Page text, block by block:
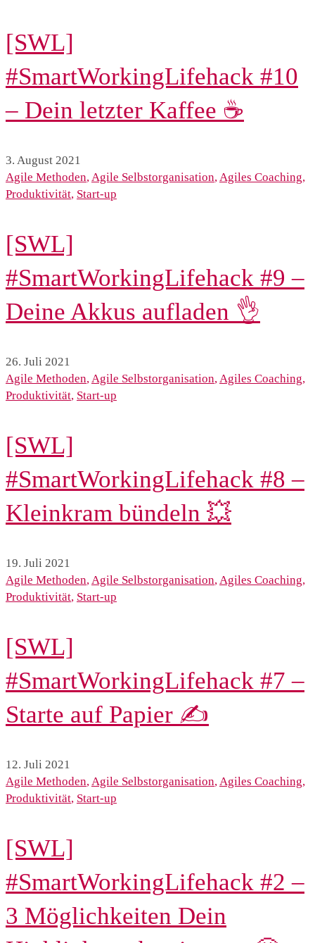
[SWL]
#SmartWorkingLifehack #10
– Dein letzter Kaffee ☕️
3. August 2021
Agile Methoden, Agile Selbstorganisation, Agiles Coaching,
Produktivität, Start-up
[SWL]
#SmartWorkingLifehack #9 –
Deine Akkus aufladen 👌
26. Juli 2021
Agile Methoden, Agile Selbstorganisation, Agiles Coaching,
Produktivität, Start-up
[SWL]
#SmartWorkingLifehack #8 –
Kleinkram bündeln 💥
19. Juli 2021
Agile Methoden, Agile Selbstorganisation, Agiles Coaching,
Produktivität, Start-up
[SWL]
#SmartWorkingLifehack #7 –
Starte auf Papier ✍️
12. Juli 2021
Agile Methoden, Agile Selbstorganisation, Agiles Coaching,
Produktivität, Start-up
[SWL]
#SmartWorkingLifehack #2 –
3 Möglichkeiten Dein